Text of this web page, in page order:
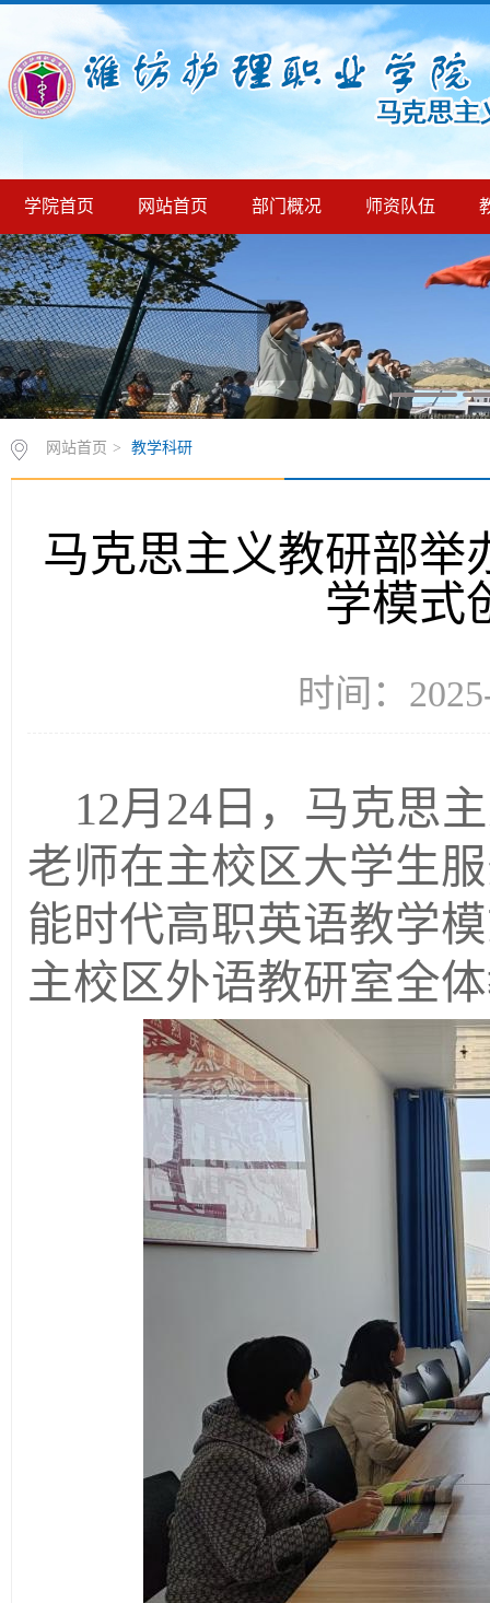
学院首页 网站首页 部门概况 师资队伍
网站首页 > 教学科研
马克思主义教研部举
学模式
时间：
12月24日，马克思
老师在主校区大学生
能时代高职英语教学
主校区外语教研室全